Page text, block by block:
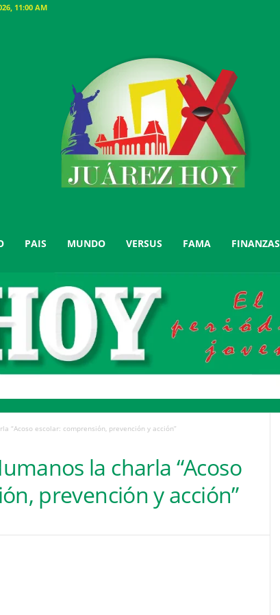
11:00 AM
PAIS MUNDO VERSUS FAMA FINANZAS
“Acoso escolar: comprensión, prevención y acción”
la charla “Acoso
prevención y acción”